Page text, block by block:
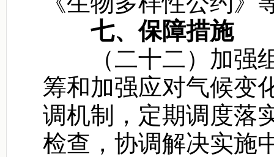
七、保障措施
（二十二）加强组
筹和加强应对气候变
调机制，定期调度落
检查，协调解决实施